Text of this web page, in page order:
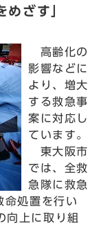
ざす」
高齢化の
影響などに
より、増大
する救急事
案に対応し
ています。
東大阪市
では、全救
急隊に救急
命処置を行い
向上に取り組